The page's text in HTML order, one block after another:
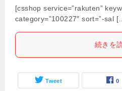
[csshop service=”rakuten”
category=”100227″ sort=”-sal
続きを
Tweet 0